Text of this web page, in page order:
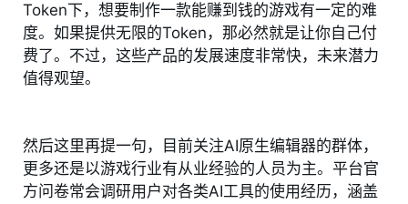
Token下，想要制作一款能赚到钱的游戏有一定的难
度。如果提供无限的Token，那必然就是让你自己付
费了。不过，这些产品的发展速度非常快，未来潜力
值得观望。
然后这里再提一句，目前关注AI原生编辑器的群体，
更多还是以游戏行业有从业经验的人员为主。平台官
方问卷常会调研用户对各类AI工具的使用经历，涵盖